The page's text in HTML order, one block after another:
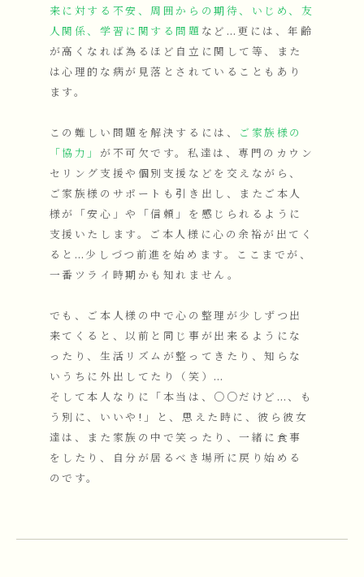
来に対する不安、周囲からの期待、いじめ、友
人関係、学習に関する問題 など…更には、年齢
が高くなれば為るほど自立に関して等、また
は心理的な病が見落とされていることもあり
ます。
この難しい問題を解決するには、 ご家族様の
「協力」 が不可欠です。私達は、専門のカウン
セリング支援や個別支援などを交えながら、
ご家族様のサポートも引き出し、またご本人
様が「安心」や「信頼」を感じられるように
支援いたします。ご本人様に心の余裕が出てく
ると…少しづつ前進を始めます。ここまでが、
一番ツライ時期かも知れません。
でも、ご本人様の中で心の整理が少しずつ出
来てくると、以前と同じ事が出来るようにな
ったり、生活リズムが整ってきたり、知らな
いうちに外出してたり（笑）…
そして本人なりに「本当は、○○だけど…、も
う別に、いいや!」と、思えた時に、彼ら彼女
達は、また家族の中で笑ったり、一緒に食事
をしたり、自分が居るべき場所に戻り始める
のです。